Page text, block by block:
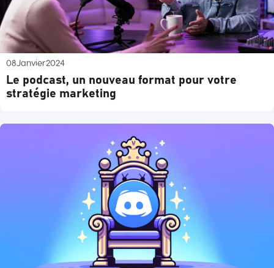
08Janvier2024
Le podcast, un nouveau format pour votre
stratégie marketing